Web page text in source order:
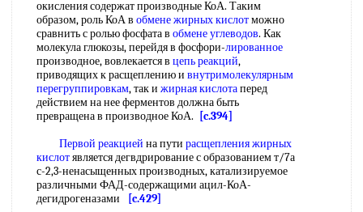
окисления содержат производные КоА. Таким
образом, роль КоА в обмене жирных кислотможно
сравнить с ролью фосфата в обмене углеводов. Как
молекула глюкозы, перейдя в фосфори-лированное
производное, вовлекается в цепь реакций,
приводящих к расщеплению и внутримолекулярным
перегруппировкам, так и жирная кислотаперед
действием на нее ферментов должна быть
превращена в производное КоА.
[c.394]
Первой реакцией на пути расщепления жирных
кислотявляется дегвдрирование с образованием т/7а
с-2,3-ненасыщенных производных, катализируемое
различными ФАД-содержащими ацил-КоА-
дегидрогеназами
[c.429]